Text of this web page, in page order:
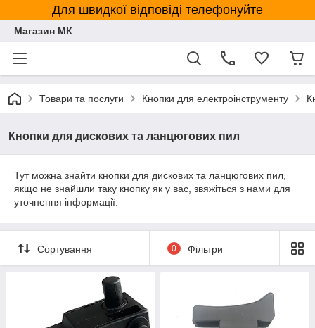
Для швидкої відповіді телефонуйте
Магазин МК
Товари та послуги Кнопки для електроінструменту
Кнопки для дискових та ланцюгових пил
Тут можна знайти кнопки для дискових та ланцюгових пил,
якщо не знайшли таку кнопку як у вас, звяжіться з нами для
уточнення інформації.
Сортування 0 Фільтри